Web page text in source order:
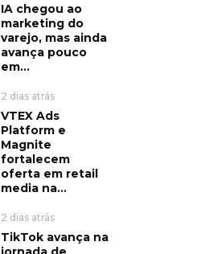
IA chegou ao
marketing do
varejo, mas ainda
avança pouco
em...
2 dias atrás
VTEX Ads
Platform e
Magnite
fortalecem
oferta em retail
media na...
2 dias atrás
TikTok avança na